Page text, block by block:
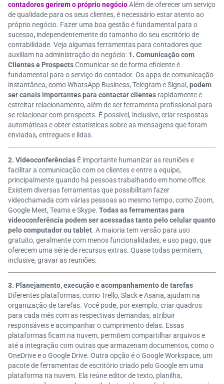
contadores gerirem o próprio negócioAlém de oferecer um serviço
de qualidade para os seus clientes, é necessário estar atento ao
próprio negócio. Fazer uma boa gestão é fundamental para o
sucesso, independentemente do tamanho do seu escritório de
contabilidade. Veja algumas ferramentas para contadores que
auxiliam na administração do negócio: 1. Comunicação com
Clientes e ProspectsComunicar-se de forma eficiente é
fundamental para o serviço do contador. Os apps de comunicação
instantânea, como WhatsApp Business, Telegram e Signal, podem
ser canais importantes para contactar clientes rapidamente e
estreitar relacionamento, além de ser ferramenta profissional para
se relacionar com prospects. É possível, inclusive, criar respostas
automáticase obter estatísticas sobre as mensagens que foram
enviadas, entregues e lidas.
2. Videoconferências É importante humanizar as reuniões e
facilitar a comunicação com os clientes e entre a equipe,
principalmente quando há pessoas trabalhando em home office.
Existem diversas ferramentas que possibilitam fazer
videochamada com várias pessoas ao mesmo tempo, como Zoom,
Google Meet, Teams e Skype. Todas as ferramentas para
videoconferência podem ser acessadas tanto pelo celular quanto
pelo computador ou tablet. A maioria tem versão para uso
gratuito, geralmente com menos funcionalidades, e uso pago, que
oferecem uma série de recursos extras. Quase todas permitem,
inclusive, gravar as reuniões.
3. Planejamento, execução e acompanhamento de tarefas
Diferentes plataformas, como Trello, Slack e Asana,ajudam na
organização de tarefas. Você pode, por exemplo, criar quadros
para cada mês com as respectivas demandas, atribuir
responsáveis e acompanhar o cumprimento delas. Essas
plataformas ficam na nuvem, permitem compartilhar arquivos e
até a integração com outras que armazenam documentos, como o
OneDrive e o Google Drive. Outra opção é o Google Workspace, um
pacote de ferramentas de escritório criado pelo Google em uma
plataforma na nuvem. Ela reúne editor de texto, planilha,